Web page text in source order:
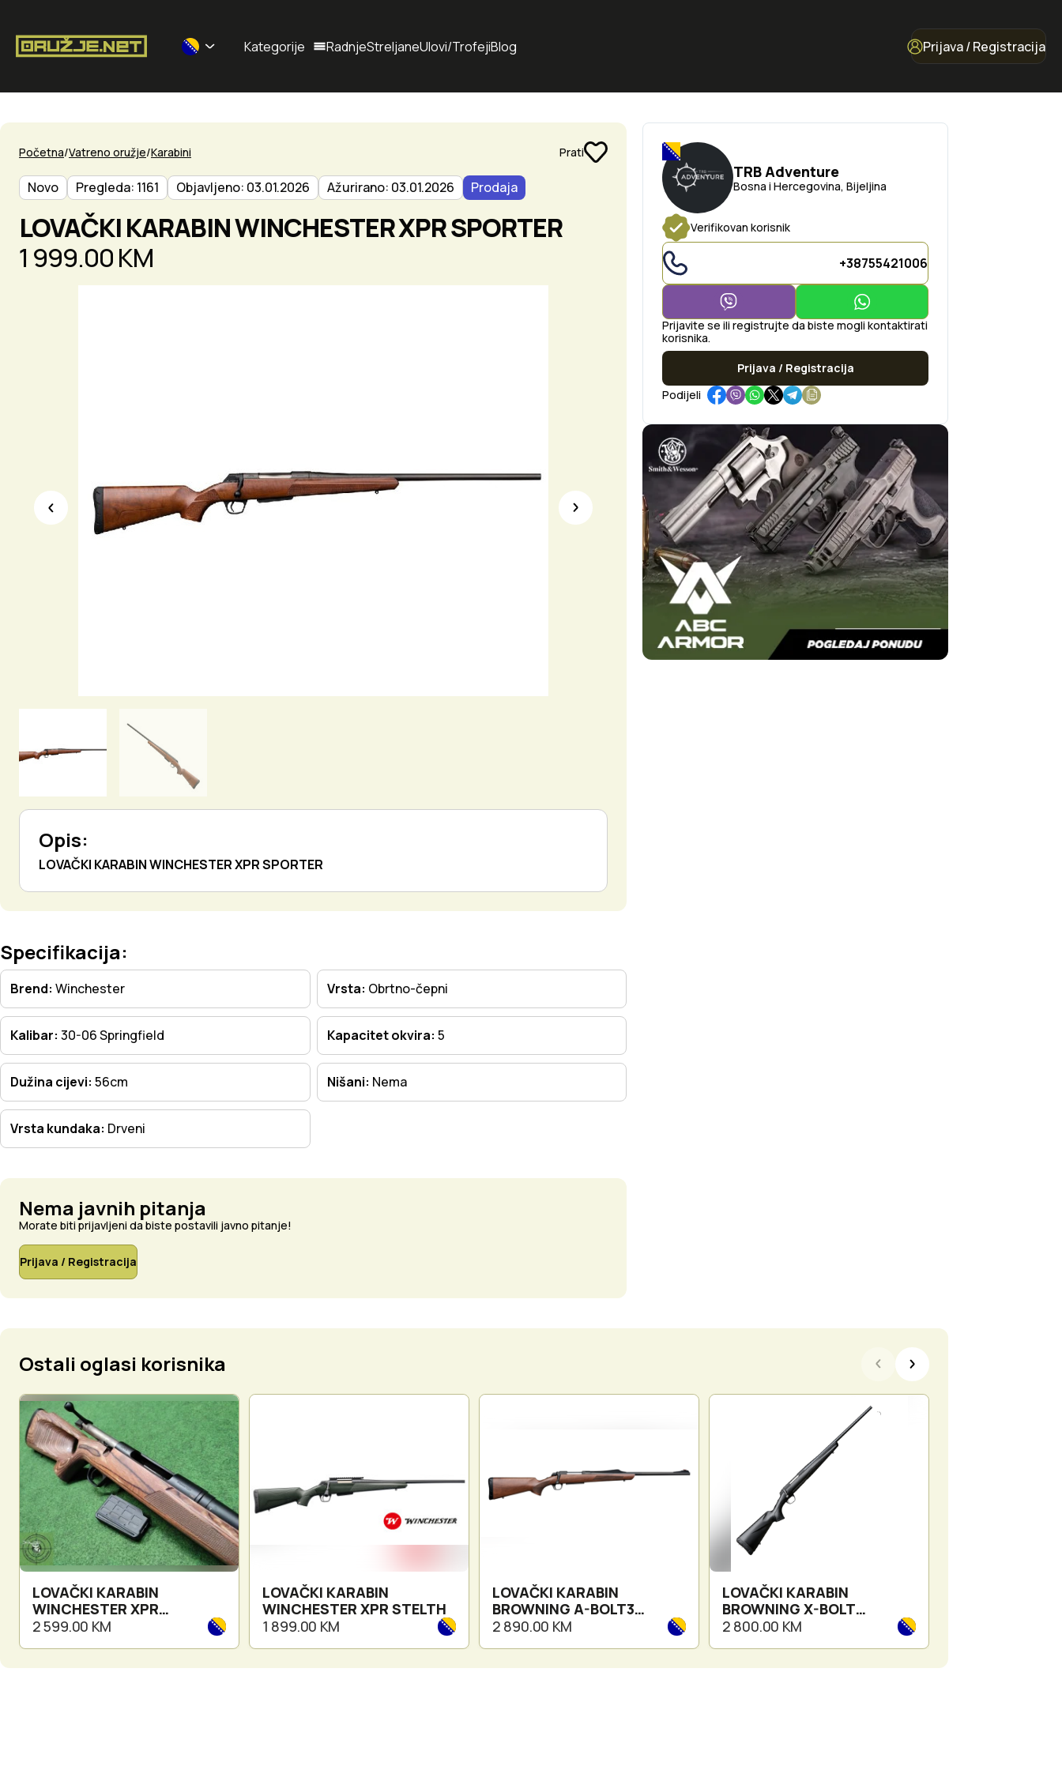
Selected currency: BAM
Kategorije RadnjeStreljaneUlovi/TrofejiBlog Prijava / Registracija
Početna Vatreno oružje Karabini Prati
Novo Pregleda: 1161 Objavljeno: 03.01.2026 Ažurirano: 03.01.2026 Prodaja
LOVAČKI KARABIN WINCHESTER XPR SPORTER
1 999.00 KM
Opis:
LOVAČKI KARABIN WINCHESTER XPR SPORTER
TRB Adventure
Bosna i Hercegovina, Bijeljina
Verifikovan korisnik
+38755421006
Prijavite se ili registrujte da biste mogli kontaktirati
korisnika.
Prijava / Registracija
Podijeli
Specifikacija:
Brend: Winchester Vrsta: Obrtno-čepni
Kalibar: 30-06 Springfield Kapacitet okvira: 5
Dužina cijevi: 56cm Nišani: Nema
Vrsta kundaka: Drveni
Nema javnih pitanja
Morate biti prijavljeni da biste postavili javno pitanje!
Prijava / Registracija
Ostali oglasi korisnika
LOVAČKI KARABIN
WINCHESTER XPR
THUMBHOLE BROW.
2 599.00 KM
LOVAČKI KARABIN
WINCHESTER XPR STELTH
1 899.00 KM
LOVAČKI KARABIN
BROWNING A-BOLT3
HUNTER BATTUE
2 890.00 KM
LOVAČKI KARABIN
BROWNING X-BOLT
COMPOSITE BLACK
2 800.00 KM